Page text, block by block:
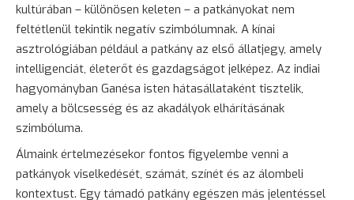
kultúrában – különösen keleten – a patkányokat nem
feltétlenül tekintik negatív szimbólumnak. A kínai
asztrológiában például a patkány az első állatjegy, amely
intelligenciát, életerőt és gazdagságot jelképez. Az indiai
hagyományban Ganésa isten hátasállataként tisztelik,
amely a bölcsesség és az akadályok elhárításának
szimbóluma.
Álmaink értelmezésekor fontos figyelembe venni a
patkányok viselkedését, számát, színét és az álombeli
kontextust. Egy támadó patkány egészen más jelentéssel